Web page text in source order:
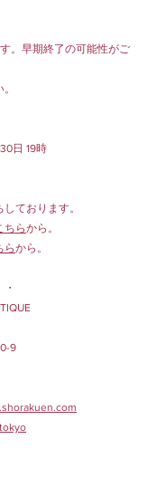
。早期終了の可能性がご
日 19時
ております。
ちらから。
らから。
9